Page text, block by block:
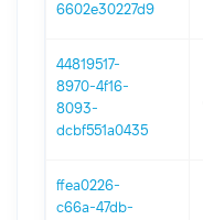
6602e30227d9
44819517-
8970-4f16-
8093-
dcbf551a0435
ffea0226-
c66a-47db-